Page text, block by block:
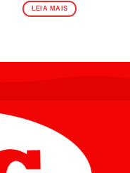
LEIA MAIS